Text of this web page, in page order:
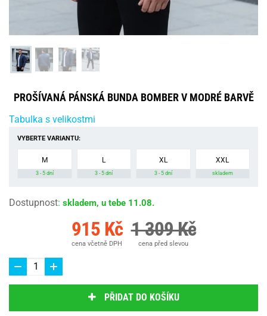
PROŠÍVANÁ PÁNSKÁ BUNDA BOMBER V MODRÉ BARVĚ
Tabulka s velikostmi
VYBERTE VARIANTU:
M
3 - 5 dní
L
3 - 5 dní
XL
3 - 5 dní
XXL
skladem
Dostupnost: skladem, u tebe 11.08.
915 Kč
cena včetně DPH
1 309 Kč
cena před slevou
PŘIDAT DO KOŠÍKU